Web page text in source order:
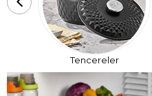
Tencereler